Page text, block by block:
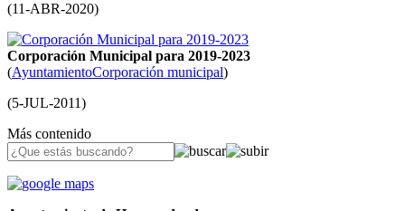
(11-ABR-2020)
Corporación Municipal para 2019-2023
(AyuntamientoCorporación municipal)
(5-JUL-2011)
Más contenido